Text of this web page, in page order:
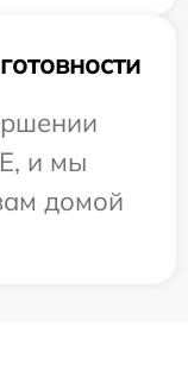
и мы
домой